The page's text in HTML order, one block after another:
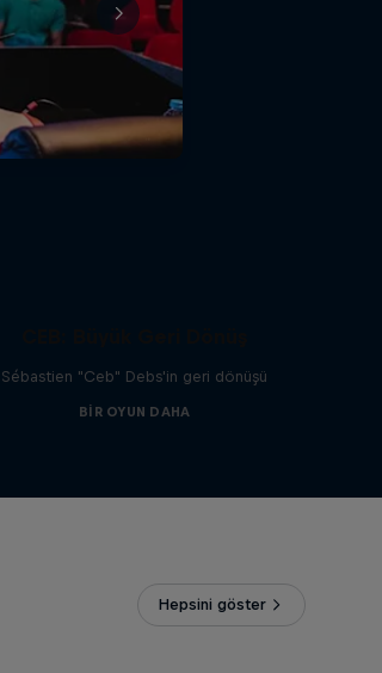
Sébastien "Ceb" Debs'in geri dönüşü
BIR OYUN DAHA
Hepsini göster